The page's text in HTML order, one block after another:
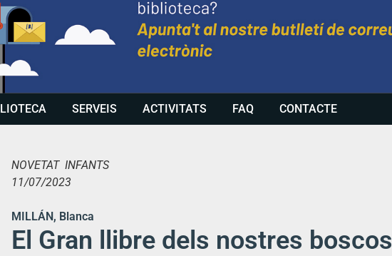
SERVEIS ACTIVITATS FAQ CONTACTE
NOVETAT INFANTS
11/07/2023
MILLÁN, Blanca
El Gran llibre dels nostres boscos